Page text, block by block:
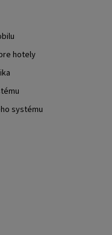
hotely
systému